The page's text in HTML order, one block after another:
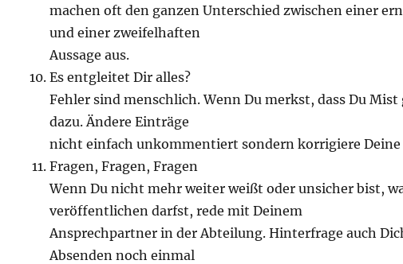
machen oft den ganzen Unterschied zwischen einer
und einer zweifelhaften
Aussage aus.
Es entgleitet Dir alles?
Fehler sind menschlich. Wenn Du merkst, dass Du Mist
dazu. Ändere Einträge
nicht einfach unkommentiert sondern korrigiere
Fragen, Fragen, Fragen
Wenn Du nicht mehr weiter weißt oder unsicher bist,
veröffentlichen darfst, rede mit Deinem
Ansprechpartner in der Abteilung. Hinterfrage auch
Absenden noch einmal